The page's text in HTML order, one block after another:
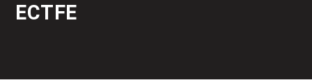
ECTFE